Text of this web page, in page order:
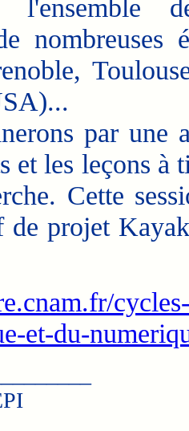
l'ensemble
nombreuses
par une
et les leçons
Cette
de projet
et-du-